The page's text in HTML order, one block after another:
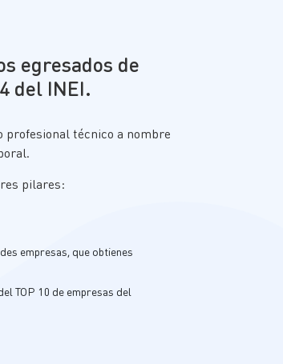
egresados de
del INEI.
profesional técnico a nombre
pilares:
empresas, que obtienes
TOP 10 de empresas del